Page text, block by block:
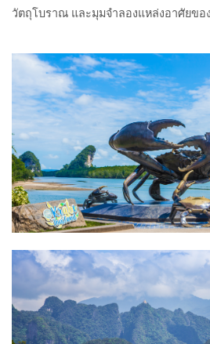
วัตถุโบราณ และมุมจำลองแหล่งอาศัยข